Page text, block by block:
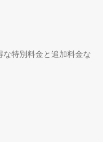
特別料金と追加料金な